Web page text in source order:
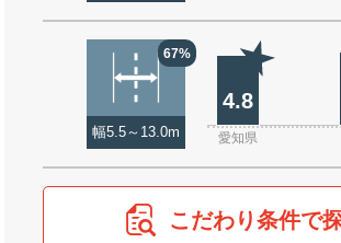
67%
幅5.5～13.0m
4.8
愛知県
こだわり条件で